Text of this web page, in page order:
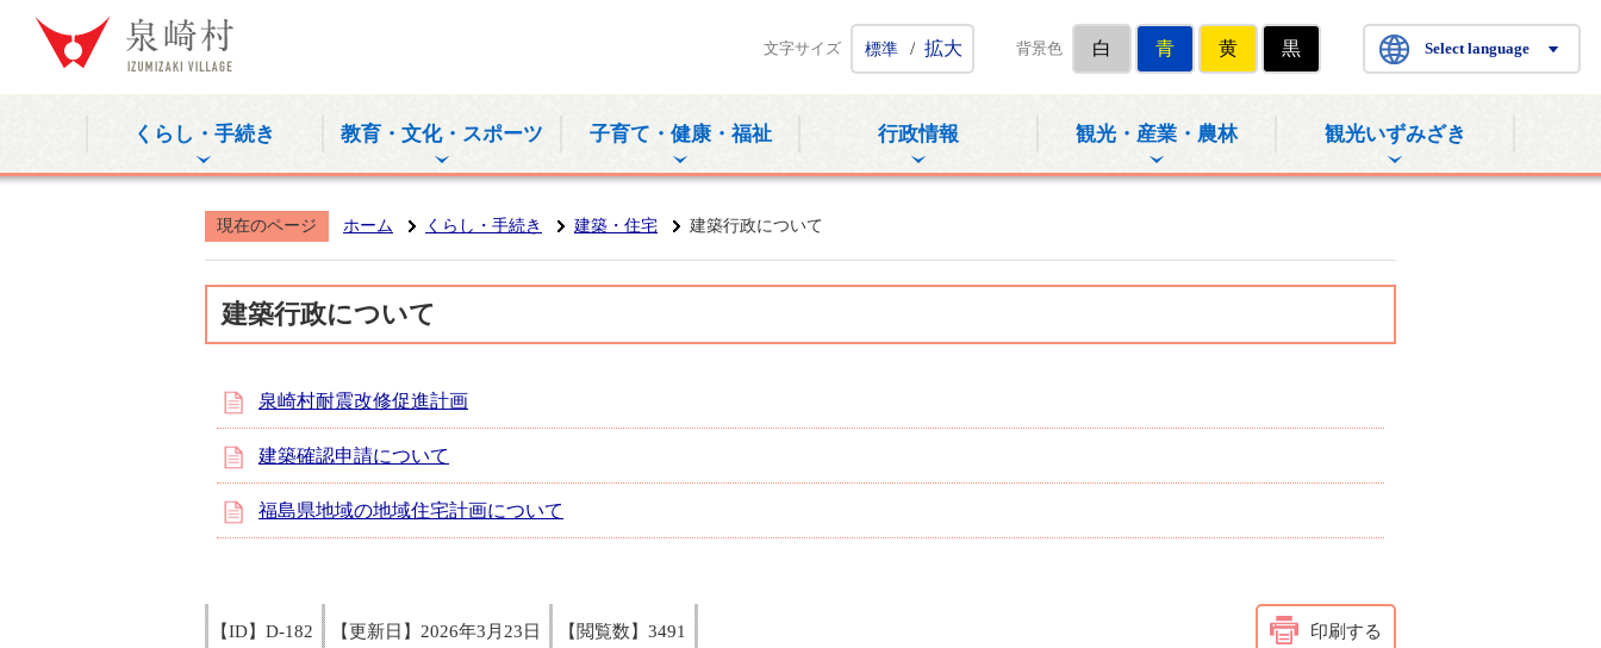
文字サイズ 標準 / 拡大 背景色 白 青 黄 黒 Select language
くらし・手続き 教育・文化・スポーツ 子育て・健康・福祉 行政情報 観光・産業・農林 観光いずみざき
現在のページ ホーム くらし・手続き 建築・住宅 建築行政について
建築行政について
泉崎村耐震改修促進計画
建築確認申請について
福島県地域の地域住宅計画について
【ID】 D-182 【更新日】 2026年3月23日 【閲覧数】 3491 印刷する